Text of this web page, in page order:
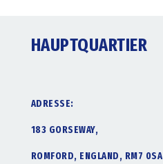
HAUPTQUARTIER
ADRESSE:
183 GORSEWAY,
ROMFORD, ENGLAND, RM7 0SA